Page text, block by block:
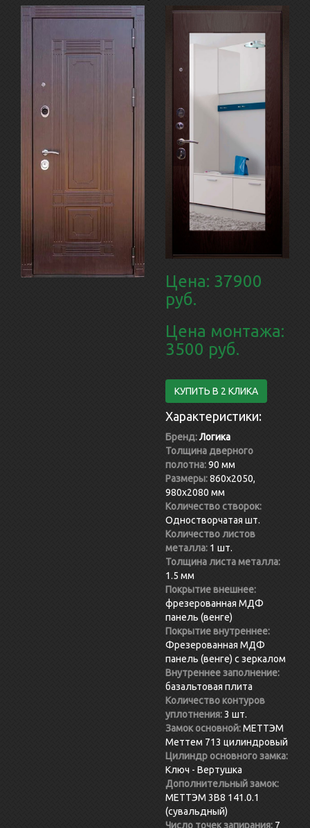
Цена: 37900
руб.
Цена монтажа:
3500 руб.
КУПИТЬ В 2 КЛИКА
Характеристики:
Бренд:Логика
Толщина дверного
полотна:90 мм
Размеры:860x2050,
980x2080 мм
Количество створок:
Одностворчатая шт.
Количество листов
металла: 1 шт.
Толщина листа металла:
1.5 мм
Покрытие внешнее:
фрезерованная МДФ
панель (венге)
Покрытие внутреннее:
Фрезерованная МДФ
панель (венге) с зеркалом
Внутреннее заполнение:
базальтовая плита
Количество контуров
уплотнения:3 шт.
Замок основной:МЕТТЭМ
Меттем 713 цилиндровый
Цилиндр основного замка:
Ключ - Вертушка
Дополнительный замок:
МЕТТЭМ 3В8 141.0.1
(сувальдный)
Число точек запирания: 7